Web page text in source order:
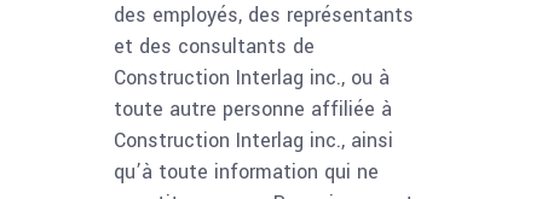
des employés, des représentants
et des consultants de
Construction Interlag inc., ou à
toute autre personne affiliée à
Construction Interlag inc., ainsi
qu’à toute information qui ne